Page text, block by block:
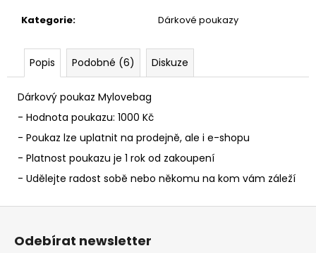
Kategorie: Dárkové poukazy
Popis Podobné (6) Diskuze
Dárkový poukaz Mylovebag
- Hodnota poukazu: 1000 Kč
- Poukaz lze uplatnit na prodejně, ale i e-shopu
- Platnost poukazu je 1 rok od zakoupení
- Udělejte radost sobě nebo někomu na kom vám záleží
u
e
Z
Odebírat newsletter